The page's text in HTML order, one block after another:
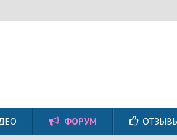
ФОРУМ